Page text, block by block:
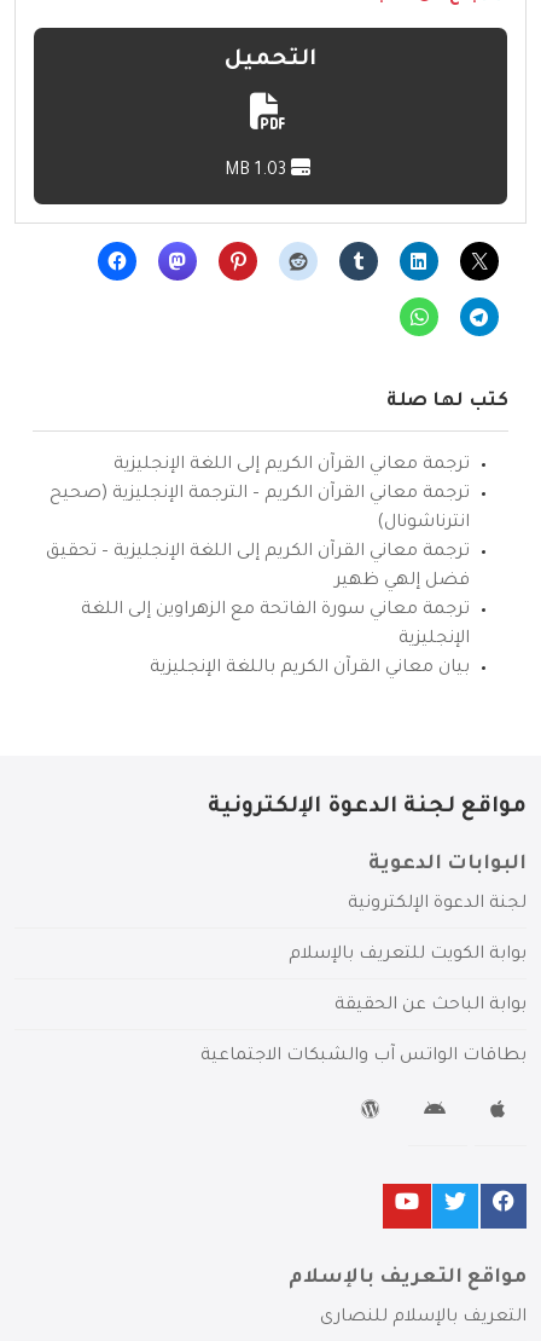
التحميل
كتب لها صلة
ترجمة معاني القرآن الكريم إلى اللغة الإنجليزية
ترجمة معاني القرآن الكريم – الترجمة الإنجليزية (صحيح
انترناشونال)
ترجمة معاني القرآن الكريم إلى اللغة الإنجليزية – تحقيق
فضل إلهي ظهير
ترجمة معاني سورة الفاتحة مع الزهراوين إلى اللغة
الإنجليزية
بيان معاني القرآن الكريم باللغة الإنجليزية
مواقع لجنة الدعوة الإلكترونية
البوابات الدعوية
لجنة الدعوة الإلكترونية
بوابة الكويت للتعريف بالإسلام
بوابة الباحث عن الحقيقة
بطاقات الواتس آب والشبكات الاجتماعية
مواقع التعريف بالإسلام
التعريف بالإسلام للنصارى